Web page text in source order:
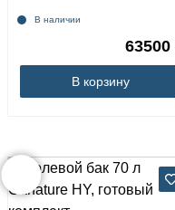
В наличии
63500
В корзину